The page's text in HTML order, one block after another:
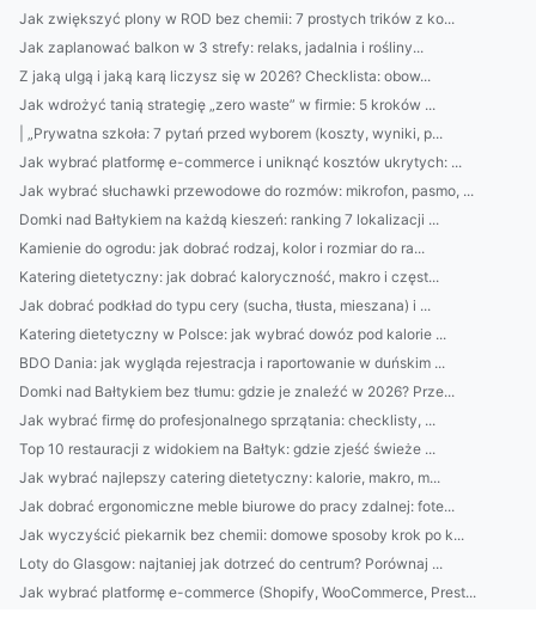
Jak zwiększyć plony w ROD bez chemii: 7 prostych trików z ko...
Jak zaplanować balkon w 3 strefy: relaks, jadalnia i rośliny...
Z jaką ulgą i jaką karą liczysz się w 2026? Checklista: obow...
Jak wdrożyć tanią strategię „zero waste” w firmie: 5 kroków ...
| „Prywatna szkoła: 7 pytań przed wyborem (koszty, wyniki, p...
Jak wybrać platformę e-commerce i uniknąć kosztów ukrytych: ...
Jak wybrać słuchawki przewodowe do rozmów: mikrofon, pasmo, ...
Domki nad Bałtykiem na każdą kieszeń: ranking 7 lokalizacji ...
Kamienie do ogrodu: jak dobrać rodzaj, kolor i rozmiar do ra...
Katering dietetyczny: jak dobrać kaloryczność, makro i częst...
Jak dobrać podkład do typu cery (sucha, tłusta, mieszana) i ...
Katering dietetyczny w Polsce: jak wybrać dowóz pod kalorie ...
BDO Dania: jak wygląda rejestracja i raportowanie w duńskim ...
Domki nad Bałtykiem bez tłumu: gdzie je znaleźć w 2026? Prze...
Jak wybrać firmę do profesjonalnego sprzątania: checklisty, ...
Top 10 restauracji z widokiem na Bałtyk: gdzie zjeść świeże ...
Jak wybrać najlepszy catering dietetyczny: kalorie, makro, m...
Jak dobrać ergonomiczne meble biurowe do pracy zdalnej: fote...
Jak wyczyścić piekarnik bez chemii: domowe sposoby krok po k...
Loty do Glasgow: najtaniej jak dotrzeć do centrum? Porównaj ...
Jak wybrać platformę e-commerce (Shopify, WooCommerce, Prest...